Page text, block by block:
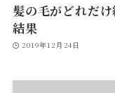
髪の毛がどれだ
結果
2019年12月24日